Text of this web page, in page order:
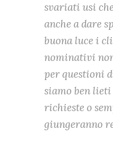
svariati usi
anche a dare
buona luce i
nominativi
per questioni
siamo ben
richieste o
giungeranno